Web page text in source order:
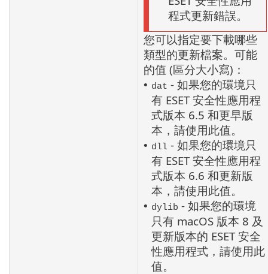
程式更新錯誤。
您可以指定要下載哪些
類型的更新檔案。可能
的值 (區分大小寫)：
• dat - 如果您的環境只
有 ESET 安全性應用程
式版本 6.5 和更早版
本，請使用此值。
• dll - 如果您的環境只
有 ESET 安全性應用程
式版本 6.6 和更新版
本，請使用此值。
• dylib - 如果您的環境
只有 macOS 版本 8 及
更新版本的 ESET 安全
性應用程式，請使用此
值。